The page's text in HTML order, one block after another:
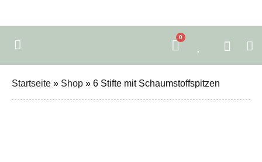
0
Startseite » Shop » 6 Stifte mit Schaumstoffspitzen